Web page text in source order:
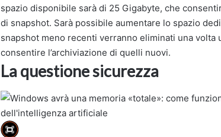
spazio disponibile sarà di 25 Gigabyte, che
di snapshot. Sarà possibile aumentare lo spazio
snapshot meno recenti verranno eliminati una
consentire l’archiviazione di quelli nuovi.
La questione sicurezza